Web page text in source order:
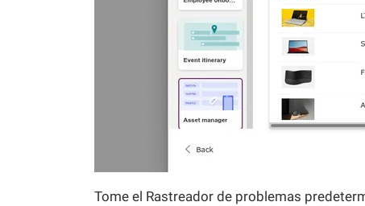
Tome el Rastreador de problemas